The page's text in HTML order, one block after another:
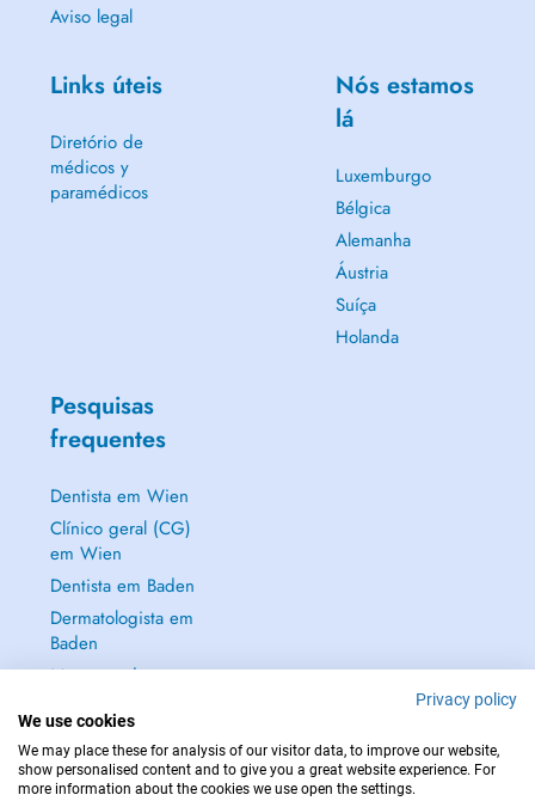
Aviso legal
Links úteis
Diretório de
médicos y
paramédicos
Nós estamos
lá
Luxemburgo
Bélgica
Alemanha
Áustria
Suíça
Holanda
Pesquisas
frequentes
Dentista em Wien
Clínico geral (CG)
em Wien
Dentista em Baden
Dermatologista em
Baden
Mostrar tudo →
Privacy policy
We use cookies
We may place these for analysis of our visitor data, to improve our website,
show personalised content and to give you a great website experience. For
more information about the cookies we use open the settings.